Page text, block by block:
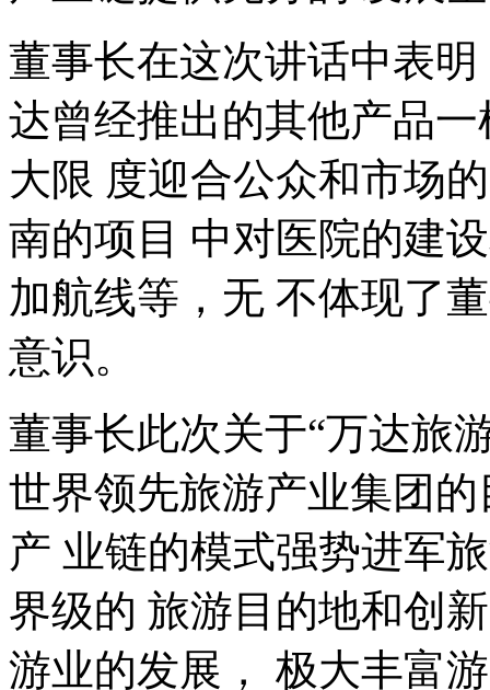
董事长在这次讲话中表
达曾经推出的其他产品
大限 度迎合公众和市场
南的项目 中对医院的建
加航线等，无 不体现了
意识。
董事长此次关于“万达旅
世界领先旅游产业集团
产 业链的模式强势进军
界级的 旅游目的地和创
游业的发展， 极大丰富